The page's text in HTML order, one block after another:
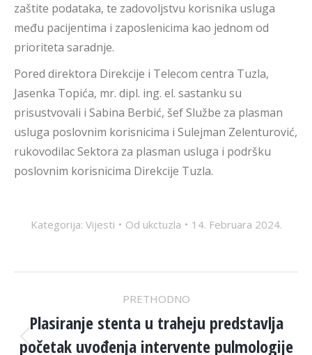
zaštite podataka, te zadovoljstvu korisnika usluga
među pacijentima i zaposlenicima kao jednom od
prioriteta saradnje.
Pored direktora Direkcije i Telecom centra Tuzla,
Jasenka Topića, mr. dipl. ing. el. sastanku su
prisustvovali i Sabina Berbić, šef Službe za plasman
usluga poslovnim korisnicima i Sulejman Zelenturović,
rukovodilac Sektora za plasman usluga i podršku
poslovnim korisnicima Direkcije Tuzla.
Kategorija: Vijesti Od ukctuzla 14. Februara 2024.
NAVIGATION
PRETHODNO
Previous
Plasiranje stenta u traheju predstavlja
početak uvođenja intervente pulmologije